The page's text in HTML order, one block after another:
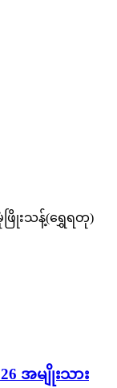
မုံဖြိုးသန့်(ရွှေရတု)
အမျိုးသား